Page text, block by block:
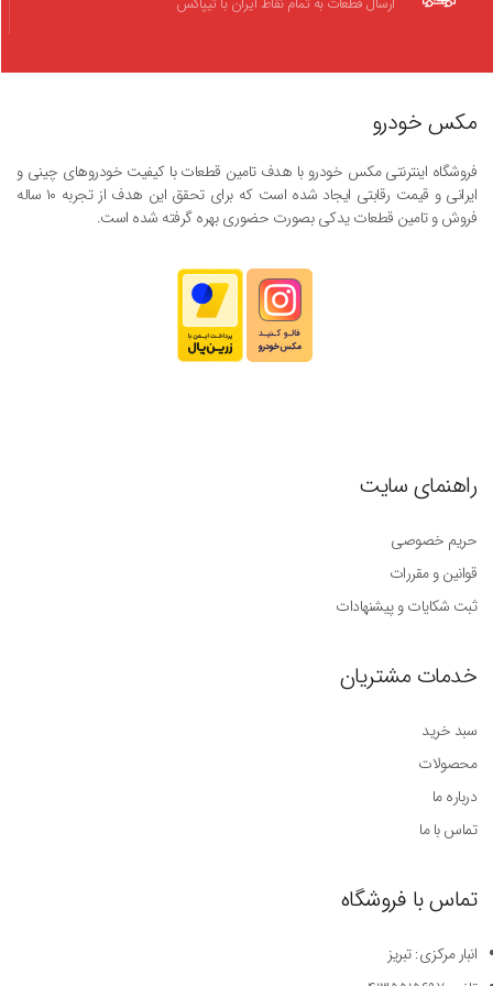
مکس خودرو
فروشگاه اینترنتی مکس خودرو با هدف تامین قطعات با کیفیت خودروهای چینی و
ایرانی و قیمت رقابتی ایجاد شده است که برای تحقق این هدف از تجربه ۱۰ ساله
فروش و تامین قطعات یدکی بصورت حضوری بهره گرفته شده است.
راهنمای سایت
حریم خصوصی
قوانین و مقررات
ثبت شکایات و پیشنهادات
خدمات مشتریان
سبد خرید
محصولات
درباره ما
تماس با ما
تماس با فروشگاه
انبار مرکزی: تبریز